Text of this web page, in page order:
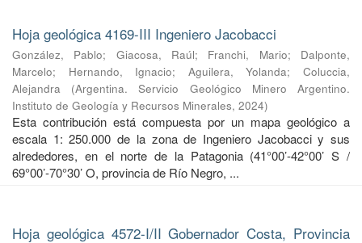
Hoja geológica 4169-III Ingeniero Jacobacci
González, Pablo; Giacosa, Raúl; Franchi, Mario; Dalponte,
Marcelo; Hernando, Ignacio; Aguilera, Yolanda;Coluccia,
Alejandra
(Argentina. Servicio Geológico Minero Argentino.
Instituto de Geología y Recursos Minerales, 2024)
Esta contribución está compuesta por un mapa geológico a
escala 1: 250.000 de la zona de Ingeniero Jacobacci y sus
alrededores, en el norte de la Patagonia (41°00’-42°00’ S /
69°00’-70°30’ O, provincia de Río Negro, ...
Hoja geológica 4572-I/II Gobernador Costa, Provincia